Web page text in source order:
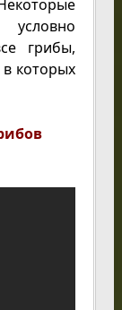
грибы,
которых